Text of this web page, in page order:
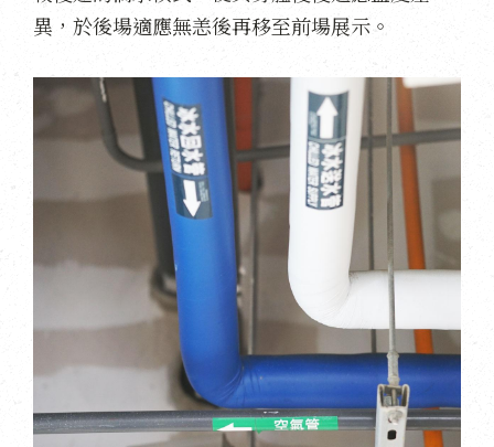
異，於後場適應無恙後再移至前場展示。